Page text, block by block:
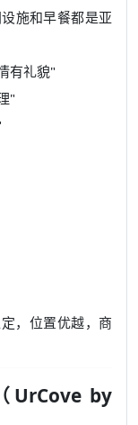
施和早餐都是亚
有礼貌"
"
，位置优越，商
UrCove by